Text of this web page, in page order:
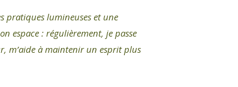
pratiques lumineuses et une
espace : régulièrement, je passe
m’aide à maintenir un esprit plus